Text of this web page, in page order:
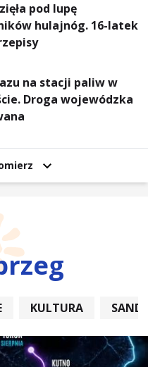
pod lupę
hulajnóg. 16-latek
na stacji paliw w
Droga wojewódzka
KULTURA